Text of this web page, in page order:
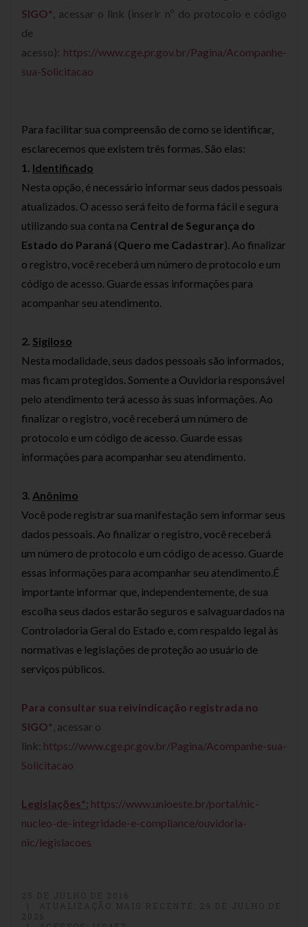
SIGO* , acessar o link (inserir nº do protocolo e código
de
acesso): https://www.cge.pr.gov.br/Pagina/Acompanhe-
sua-Solicitacao
Para facilitar sua compreensão de como se identificar,
esclarecemos que existem três formas. São elas:
1. Identificado
Nesta opção, é necessário informar seus dados pessoais
atualizados. O acesso será feito de forma fácil e segura
utilizando sua conta na Central de Segurança do
Estado do Paraná (Quero me Cadastrar). Ao finalizar
o registro, você receberá um número de protocolo e um
código de acesso. Guarde essas informações para
acompanhar seu atendimento.
2. Sigiloso
Nesta modalidade, seus dados pessoais são informados,
mas ficam protegidos. Somente a Ouvidoria responsável
pelo atendimento terá acesso às suas informações. Ao
finalizar o registro, você receberá um número de
protocolo e um código de acesso. Guarde essas
informações para acompanhar seu atendimento.
3. Anônimo
Você pode registrar sua manifestação sem informar seus
dados pessoais. Ao finalizar o registro, você receberá
um número de protocolo e um código de acesso. Guarde
essas informações para acompanhar seu atendimento.É
importante informar que, independentemente, de sua
escolha seus dados estarão seguros e salvaguardados na
Controladoria Geral do Estado e, com respaldo legal às
normativas e legislações de proteção ao usuário de
serviços públicos.
Para consultar sua reivindicação registrada no
SIGO* , acessar o
link: https://www.cge.pr.gov.br/Pagina/Acompanhe-sua-
Solicitacao
Legislações*: https://www.unioeste.br/portal/nic-
nucleo-de-integridade-e-compliance/ouvidoria-
nic/legislacoes